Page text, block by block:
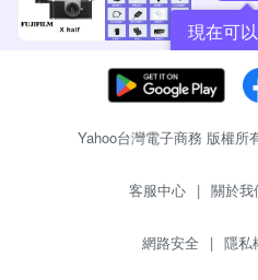
現在可
Yahoo台灣電子商務 版權所
客服中心 | 關於我
網路安全 | 隱私